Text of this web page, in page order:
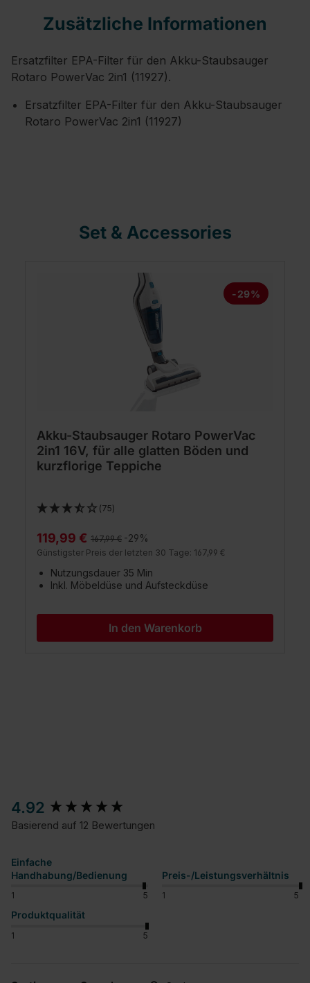
Zusätzliche Informationen
Ersatzfilter EPA-Filter für den Akku-Staubsauger
Rotaro PowerVac 2in1 (11927).
Ersatzfilter EPA-Filter für den Akku-Staubsauger
Rotaro PowerVac 2in1 (11927)
Set & Accessories
-29%
Akku-Staubsauger Rotaro PowerVac
2in1 16V, für alle glatten Böden und
kurzflorige Teppiche
(75)
119,99 € Regulärer Preis:
167,99 € -29%
Günstigster Preis der letzten 30 Tage: 167,99 €
Nutzungsdauer 35 Min
Inkl. Möbeldüse und Aufsteckdüse
In den Warenkorb
4.92
Basierend auf 12 Bewertungen
Einfache
Handhabung/Bedienung
1 5
Preis-/Leistungsverhältnis
1 5
Produktqualität
1 5
New content loaded